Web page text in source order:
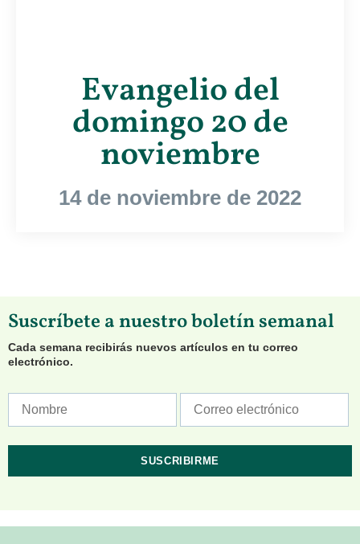
Evangelio del
domingo 20 de
noviembre
14 de noviembre de 2022
Suscríbete a nuestro boletín semanal
Cada semana recibirás nuevos artículos en tu correo
electrónico.